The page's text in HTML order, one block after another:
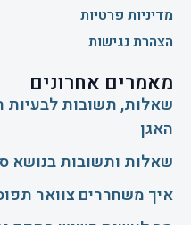
מדיניות פרטיות
הצהרת נגישות
מאמרים אחרונים
שאלות, תשובות
האגן
שאלות ותשובות בנושא
איך משחררים צוואר